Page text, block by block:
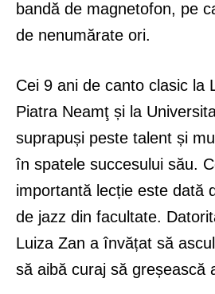
bandă de magnetofon, pe
de nenumărate ori.
Cei 9 ani de canto clasic la
Piatra Neamţ și la
suprapuși peste talent și
în spatele succesului său.
importantă lecție este dată
de jazz din facultate.
Luiza Zan a învățat să
să aibă curaj să greșească